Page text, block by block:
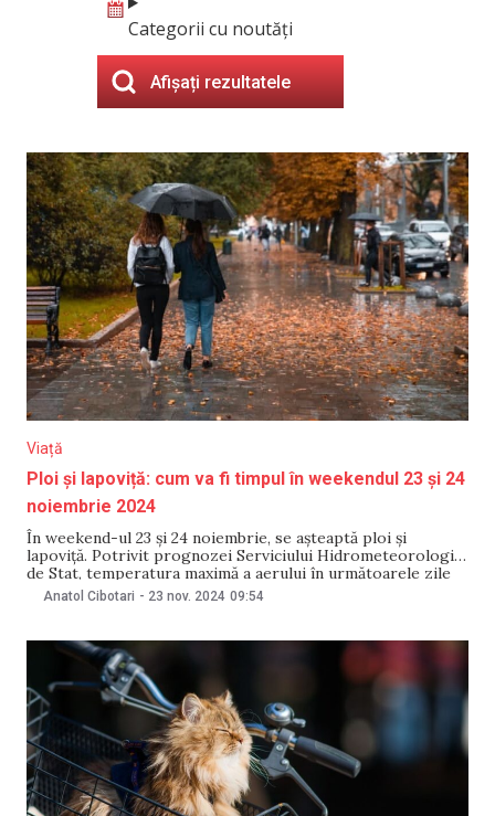
Categorii cu noutăți
Afișați rezultatele
Viață
Ploi și lapoviță: cum va fi timpul în weekendul 23 și 24
noiembrie 2024
În weekend-ul 23 și 24 noiembrie, se așteaptă ploi și
lapoviță. Potrivit prognozei Serviciului Hidrometeorologic
de Stat, temperatura maximă a aerului în următoarele zile
va fi de +6°C. În raioanele centrale și la Chișinău, sâmbătă,
Anatol Cibotari - 23 nov. 2024 09:54